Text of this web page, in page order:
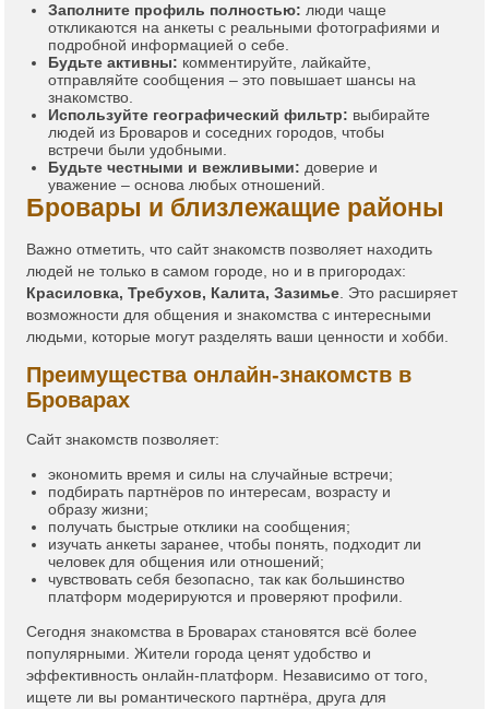
Заполните профиль полностью: люди чаще
откликаются на анкеты с реальными фотографиями и
подробной информацией о себе.
Будьте активны: комментируйте, лайкайте,
отправляйте сообщения – это повышает шансы на
знакомство.
Используйте географический фильтр: выбирайте
людей из Броваров и соседних городов, чтобы
встречи были удобными.
Будьте честными и вежливыми: доверие и
уважение – основа любых отношений.
Бровары и близлежащие районы
Важно отметить, что сайт знакомств позволяет находить
людей не только в самом городе, но и в пригородах:
Красиловка, Требухов, Калита, Зазимье . Это расширяет
возможности для общения и знакомства с интересными
людьми, которые могут разделять ваши ценности и хобби.
Преимущества онлайн-знакомств в
Броварах
Сайт знакомств позволяет:
экономить время и силы на случайные встречи;
подбирать партнёров по интересам, возрасту и
образу жизни;
получать быстрые отклики на сообщения;
изучать анкеты заранее, чтобы понять, подходит ли
человек для общения или отношений;
чувствовать себя безопасно, так как большинство
платформ модерируются и проверяют профили.
Сегодня знакомства в Броварах становятся всё более
популярными. Жители города ценят удобство и
эффективность онлайн-платформ. Независимо от того,
ищете ли вы романтического партнёра, друга для